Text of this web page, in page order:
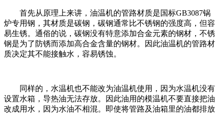
首先从原理上来讲，油温机的管路材质是国标GB3087锅
炉专用钢，其材质是碳钢，碳钢通常比不锈钢的强度高，但容
易生锈。通俗的说，碳钢没有特意添加合金元素的钢材，不锈
钢是为了防锈而添加高合金含量的钢材。因此油温机的管路材
质决定其不能接触水，容易锈蚀。
同样的，水温机也不能改为油温机使用，因为水温机没有
设置水箱，导热油无法存放。因此油用的模温机不要直接把油
改成用水，因为水油不相混。即使将管路及油箱里的油都排放